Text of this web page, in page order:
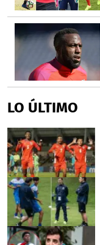
LO ÚLTIMO